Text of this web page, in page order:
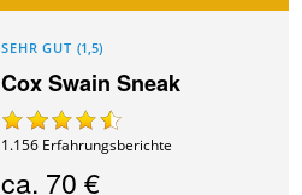
SEHR GUT (1,5)
Cox Swain Sneak
1.156 Erfahrungsberichte
ca. 70 €